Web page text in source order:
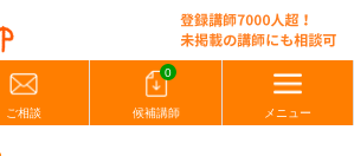
ご相談
0
候補講師 メニュー